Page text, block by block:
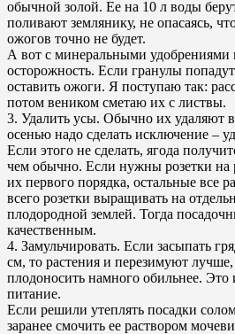
обычной золой. Ее на 10 л воды
поливают землянику, не опасаясь,
ожогов точно не будет.
А вот с минеральными удобрениями
осторожность. Если гранулы
оставить ожоги. Я поступаю так:
потом веником сметаю их с листвы.
3. Удалить усы. Обычно их удаляют
осенью надо сделать исключение –
Если этого не сделать, ягода
чем обычно. Если нужны розетки на
их первого порядка, остальные все
всего розетки выращивать на
плодородной землей. Тогда
качественным.
4. Замульчировать. Если засыпать
см, то растения и перезимуют
плодоносить намного обильнее. Это
питание.
Если решили утеплять посадки
заранее смочить ее раствором